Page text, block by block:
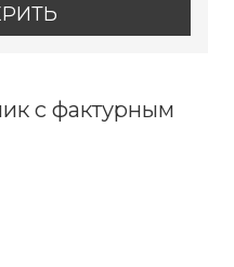
с фактурным